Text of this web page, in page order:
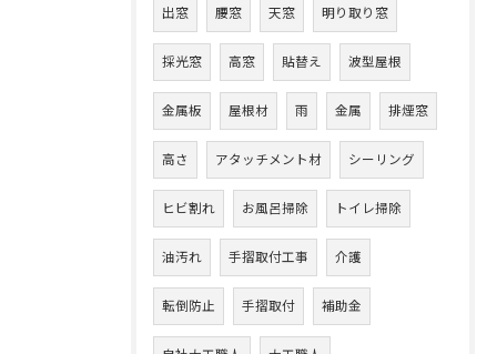
出窓 腰窓 天窓 明り取り窓
採光窓 高窓 貼替え 波型屋根
金属板 屋根材 雨 金属 排煙窓
高さ アタッチメント材 シーリング
ヒビ割れ お風呂掃除 トイレ掃除
油汚れ 手摺取付工事 介護
転倒防止 手摺取付 補助金